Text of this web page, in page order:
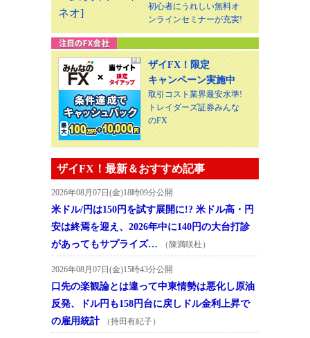
初心者にうれしい無料オ
ンラインセミナーが充実!
ザイFX！限定
キャンペーン実施中
取引コスト業界最安水準!
トレイダーズ証券みんな
のFX
ザイFX！最新＆おすすめ記事
2026年08月07日(金)18時09分公開
米ドル/円は150円を試す展開に!? 米ドル高・円
安は終焉を迎え、2026年中に140円の大台打診
があってもサプライズ…
（陳満咲杜）
2026年08月07日(金)15時43分公開
口先の楽観論とは違って中東情勢は悪化し原油
反発、ドル円も158円台に戻しドル金利上昇で
の雇用統計
（持田有紀子）